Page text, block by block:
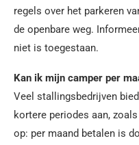
regels over het parkeren
de openbare weg.
niet is toegestaan.
Kan ik mijn camper per
Veel stallingsbedrijven
kortere periodes aan,
op: per maand betalen is